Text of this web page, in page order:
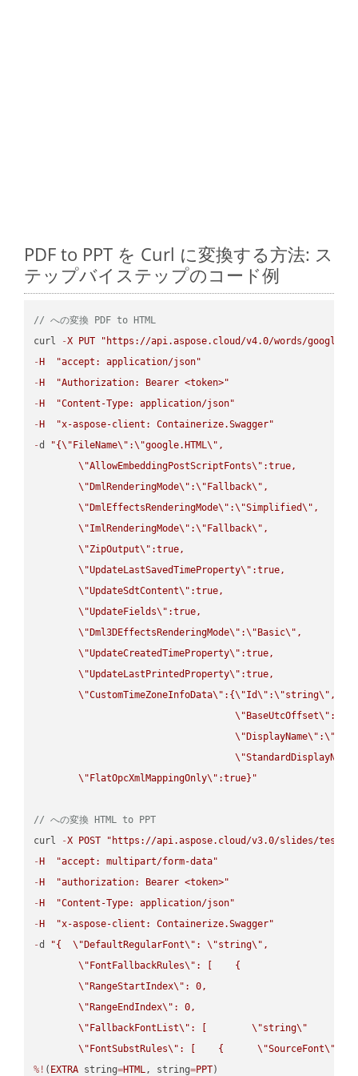
PDF to PPT を Curl に変換する方法: ス
テップバイステップのコード例
// への変換 PDF to HTML
curl
-X PUT
"https://api.aspose.cloud/v4.0/words/
- H
"accept: application/json"
- H
"Authorization: Bearer <token>"
- H
"Content-Type: application/json"
- H
"x-aspose-client: Containerize.Swagger"
-d "{\" FileName\" :\"google.HTML\" ,
\"AllowEmbeddingPostScriptFonts\" :true,
\" DmlRenderingMode\" :\" Fallback\" ,
\" DmlEffectsRenderingMode\" :\"Simplified\" ,
\"ImlRenderingMode\" :\" Fallback\" ,
\"ZipOutput\" :true,
\"UpdateLastSavedTimeProperty\" :true,
\"UpdateSdtContent\" :true,
\"UpdateFields\" :true,
\" Dml3DEffectsRenderingMode\" :\" Basic\" ,
\"UpdateCreatedTimeProperty\" :true,
\"UpdateLastPrintedProperty\" :true,
\"CustomTimeZoneInfoData\" :{\"Id\" :\"string\" ,
\" BaseUtcOffset\" :
\" DisplayName\" :\"
\"StandardDisplayName
\" FlatOpcXmlMappingOnly\" :true}"
// への変換 HTML to PPT
curl
-X POST
"https://api.aspose.cloud/v3.0/slides/test-
- H
"accept: multipart/form-data"
- H
"authorization: Bearer <token>"
- H
"Content-Type: application/json"
- H
"x-aspose-client: Containerize.Swagger"
-d "{ \" DefaultRegularFont\" : \"string\" ,
\" FontFallbackRules\" : [    {
\" RangeStartIndex\" : 0,
\" RangeEndIndex\" : 0,
\" FallbackFontList\" : [ \"string\"
\" FontSubstRules\" : [    { \"SourceFont\"
%! ( EXTRA string=HTML, string=PPT)